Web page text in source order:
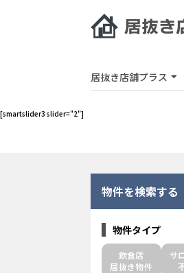
居抜き店舗プラス
[smartslider3 slider="2"]
物件を検索する
物件タイプ
飲食店
居抜き物件
サ